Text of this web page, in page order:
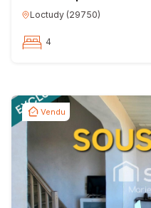
Loctudy (29750)
4
Vendu